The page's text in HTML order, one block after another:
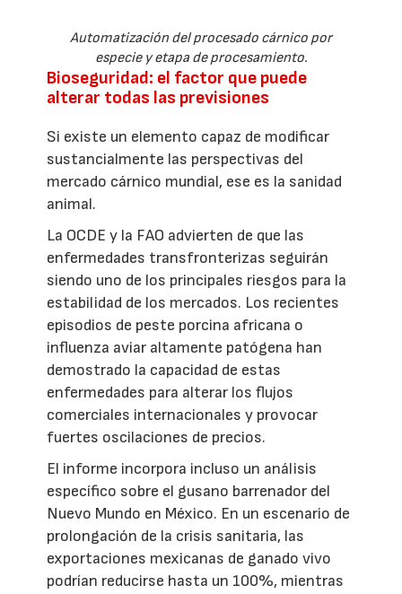
Automatización del procesado cárnico por
especie y etapa de procesamiento.
Bioseguridad: el factor que puede
alterar todas las previsiones
Si existe un elemento capaz de modificar
sustancialmente las perspectivas del
mercado cárnico mundial, ese es la sanidad
animal.
La OCDE y la FAO advierten de que las
enfermedades transfronterizas seguirán
siendo uno de los principales riesgos para la
estabilidad de los mercados. Los recientes
episodios de peste porcina africana o
influenza aviar altamente patógena han
demostrado la capacidad de estas
enfermedades para alterar los flujos
comerciales internacionales y provocar
fuertes oscilaciones de precios.
El informe incorpora incluso un análisis
específico sobre el gusano barrenador del
Nuevo Mundo en México. En un escenario de
prolongación de la crisis sanitaria, las
exportaciones mexicanas de ganado vivo
podrían reducirse hasta un 100%, mientras